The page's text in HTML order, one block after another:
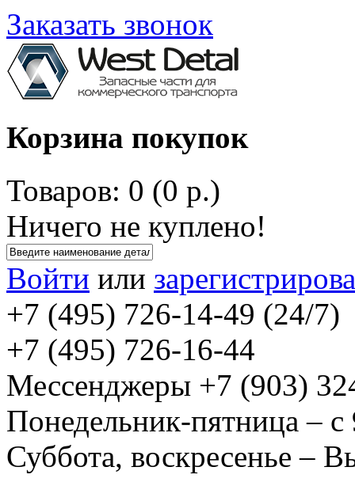
Заказать звонок
Корзина покупок
Товаров: 0 (0 р.)
Ничего не куплено!
Войти или
+7 (495) 726-14-49 (24/7)
+7 (495) 726-16-44
Мессенджеры +7 (903)
Понедельник-пятница –
Суббота, воскресенье –